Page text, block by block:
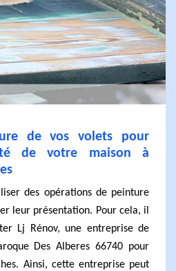
de vos volets pour
de votre maison à
des opérations de peinture
leur présentation. Pour cela, il
Lj Rénov, une entreprise de
Des Alberes 66740 pour
Ainsi, cette entreprise peut